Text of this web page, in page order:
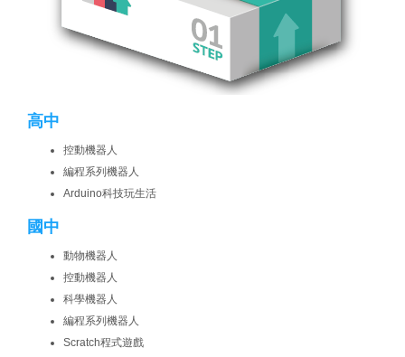
高中
控動機器人
編程系列機器人
Arduino科技玩生活
國中
動物機器人
控動機器人
科學機器人
編程系列機器人
Scratch程式遊戲